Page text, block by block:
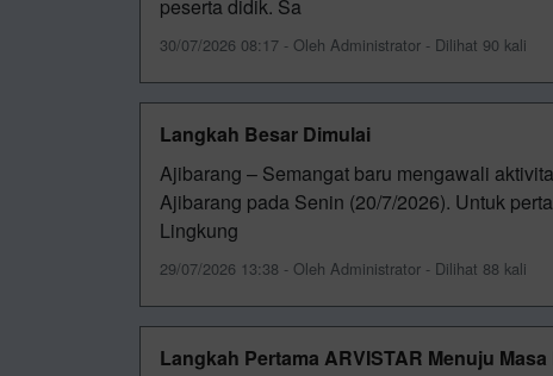
peserta didik. Sa
30/07/2026 08:17 - Oleh Administrator - Dilihat 90 kali
Langkah Besar Dimulai
Ajibarang – Semangat baru mengawali
Ajibarang pada Senin (20/7/2026). Untuk
Lingkung
29/07/2026 13:38 - Oleh Administrator - Dilihat 88 kali
Langkah Pertama ARVISTAR Menuju Masa